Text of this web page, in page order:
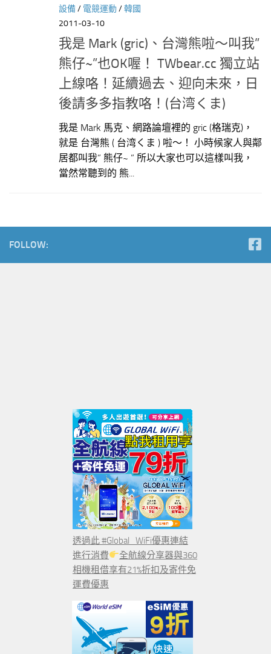
設備/ 電競運動/韓國
2011-03-10
我是 Mark (gric)、台灣熊啦～叫我”
熊仔~”也OK喔！ TWbear.cc 獨立站
上線咯！延續過去、迎向未來，日
後請多多指教咯！(台湾くま)
我是 Mark 馬克、網路論壇裡的 gric (格瑞克)，
就是 台灣熊 ( 台湾くま ) 啦～！ 小時候家人與鄰
居都叫我” 熊仔~ ” 所以大家也可以這樣叫我，
當然常聽到的 熊...
FOLLOW:
透過此 #Global_WiFi優惠連結
進行消費
全航線分享器與360
相機租借享有21%折扣及寄件免
運費優惠